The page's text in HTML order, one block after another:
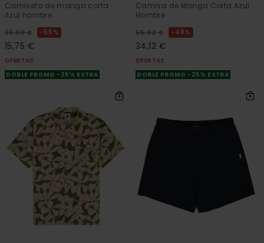
Camiseta de manga corta
Azul hombre
35,00 € 55%
15,75 €
OFERTAS
DOBLE PROMO -25% EXTRA
Camisa de Manga Corta Azul
Hombre
65,00 € 48%
34,12 €
OFERTAS
DOBLE PROMO -25% EXTRA